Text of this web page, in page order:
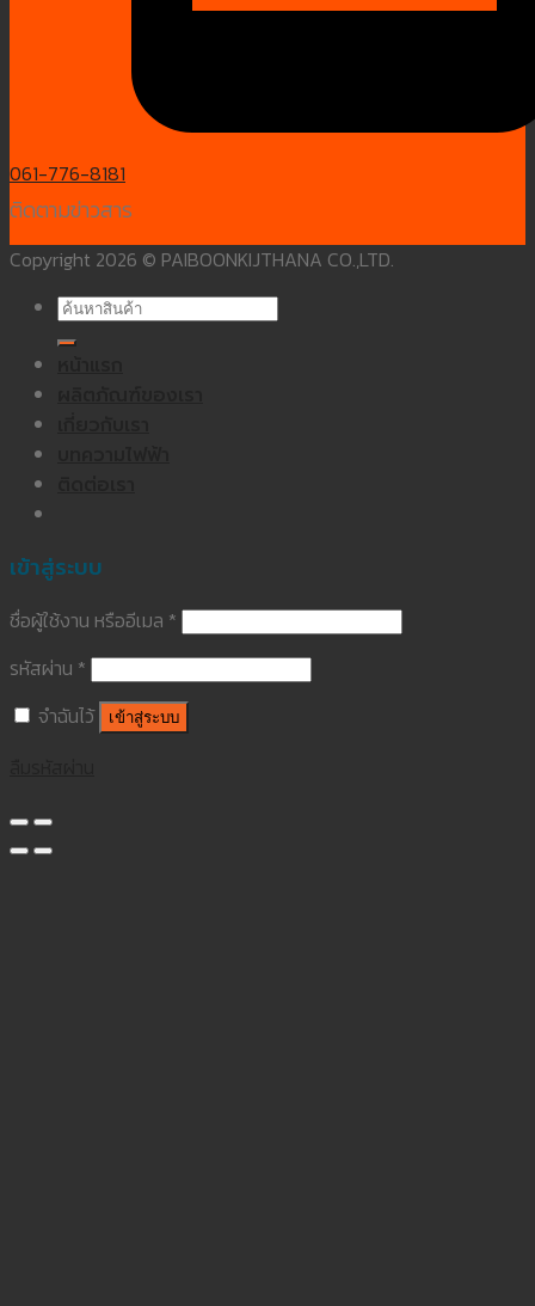
061-776-8181
ติดตามข่าวสาร
Copyright 2026 © PAIBOONKIJTHANA CO.,LTD.
ค้นหา:
เข้าสู่ระบบ
ชื่อผู้ใช้งาน หรืออีเมล *
รหัสผ่าน *
จำฉันไว้
เข้าสู่ระบบ